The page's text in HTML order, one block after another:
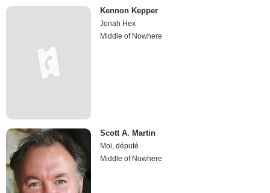
Kennon Kepper
Jonah Hex
Middle of Nowhere
Scott A. Martin
Moi, député
Middle of Nowhere